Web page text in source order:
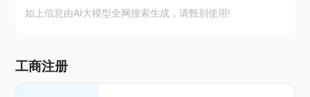
如上信息由AI大模型全网搜索生成，请甄别使用!
工商注册